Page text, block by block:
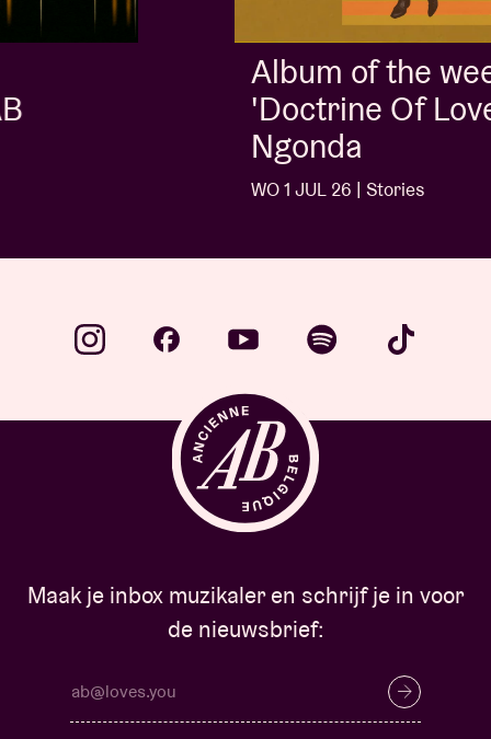
Album of the week:
'Doctrine Of Love' - Jalen
Maak je inbox muzikaler en schrijf je in voor
de nieuwsbrief: